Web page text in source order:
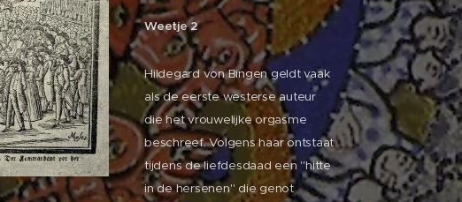
Weetje 2
Hildegard von Bingen geldt vaak
als de eerste westerse auteur
die het vrouwelijke orgasme
beschreef. Volgens haar ontstaat
tijdens de liefdesdaad een "hitte
in de hersenen" die genot